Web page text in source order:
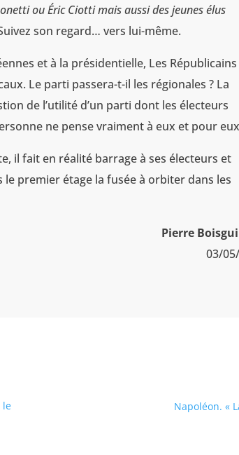
ou Éric Ciotti mais aussi des jeunes élus
son regard… vers lui-même.
et à la présidentielle, Les Républicains
Le parti passera-t-il les régionales ? La
de l’utilité d’un parti dont les électeurs
ne pense vraiment à eux et pour
il fait en réalité barrage à ses électeurs et
premier étage la fusée à orbiter dans les
Pierre
03/
Napoléon. «
le